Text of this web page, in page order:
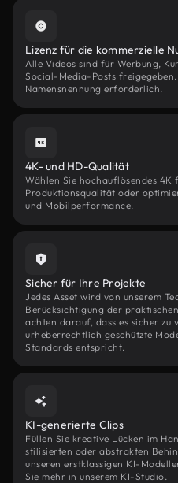
Lizenz für die kommerzielle
Alle Videos sind für Werbung,
Social-Media-Posts freigegeben.
Namensnennung erforderlich.
4K- und HD-Qualität
Wählen Sie hochauflösendes
Produktionsqualität oder
und Mobilperformance.
Sicher für Ihre Projekte
Jedes Asset wird von unserem
Berücksichtigung der
achten darauf, dass es sicher zu
urheberrechtlich geschützte
Standards entspricht.
KI-generierte Clips
Füllen Sie kreative Lücken im
stilisierten oder abstrakten
unseren erstklassigen KI-
Sie mehr in unserem KI-Studio.